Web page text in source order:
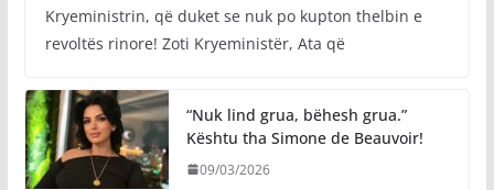
Kryeministrin, që duket se nuk po kupton thelbin e
revoltës rinore! Zoti Kryeministër, Ata që
“Nuk lind grua, bëhesh grua.”
Kështu tha Simone de Beauvoir!
09/03/2026